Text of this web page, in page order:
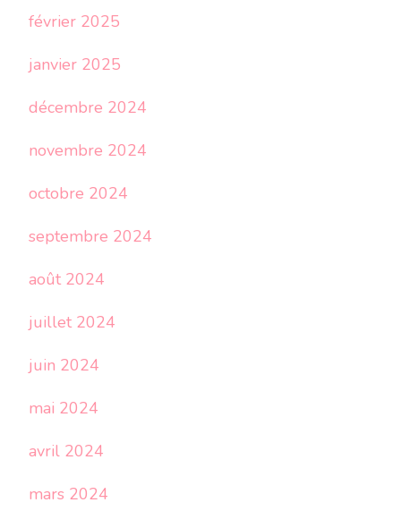
février 2025
janvier 2025
décembre 2024
novembre 2024
octobre 2024
septembre 2024
août 2024
juillet 2024
juin 2024
mai 2024
avril 2024
mars 2024